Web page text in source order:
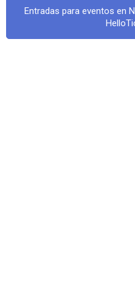
Entradas para eventos en